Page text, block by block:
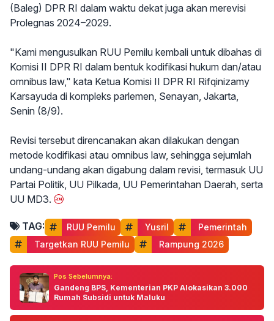
(Baleg) DPR RI dalam waktu dekat juga akan merevisi
Prolegnas 2024–2029.
"Kami mengusulkan RUU Pemilu kembali untuk dibahas di
Komisi II DPR RI dalam bentuk kodifikasi hukum dan/atau
omnibus law," kata Ketua Komisi II DPR RI Rifqinizamy
Karsayuda di kompleks parlemen, Senayan, Jakarta,
Senin (8/9).
Revisi tersebut direncanakan akan dilakukan dengan
metode kodifikasi atau omnibus law, sehingga sejumlah
undang-undang akan digabung dalam revisi, termasuk UU
Partai Politik, UU Pilkada, UU Pemerintahan Daerah, serta
UU MD3.
TAG: RUU Pemilu Yusril
Pemerintah
Targetkan RUU Pemilu
Rampung 2026
Pos Sebelumnya:
Gandeng BPS, Kementerian PKP Alokasikan 3.000
Rumah Subsidi untuk Maluku